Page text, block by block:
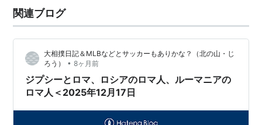
世紀頃にはヨーロッパに到達して、その後全欧州的に広
今日、世界規模で見られるが、アフリカの南部とアジア
の東部では見られない。
民族的には家族単位での移動生活を旨としており、ため
にノマド*3 が放浪者と表す語として用いられたように、
ジプシーも放浪者を指す語としてしばしば用いられてき
関連ブログ
大相撲日記＆MLBなどとサッカーもありかな？（北の山・じ
ろう）
• 8ヶ月前
ジプシーとロマ、ロシアのロマ人、ルーマニアの
ロマ人＜2025年12月17日